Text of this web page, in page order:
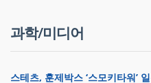
과학/미디어
스테츠, 훈제박스 ‘스모키타워’